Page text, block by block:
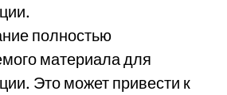
полностью
материала для
Это может привести к